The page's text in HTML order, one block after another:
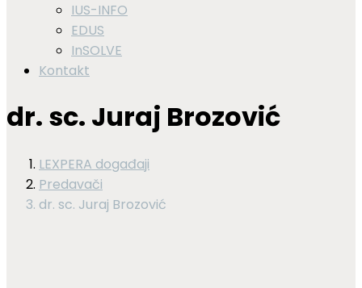
IUS-INFO
EDUS
InSOLVE
Kontakt
dr. sc. Juraj Brozović
LEXPERA događaji
Predavači
dr. sc. Juraj Brozović